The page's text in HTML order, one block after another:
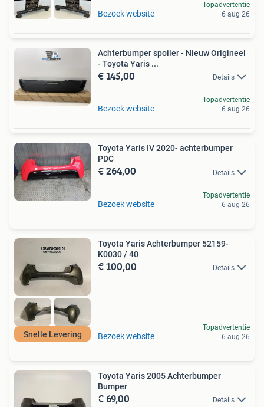
Bezoek website
Topadvertentie
6 aug 26
Achterbumper spoiler - Nieuw Origineel
- Toyota Yaris ...
€ 145,00 Details
Bezoek website
Topadvertentie
6 aug 26
Toyota Yaris IV 2020- achterbumper
PDC
€ 264,00 Details
Bezoek website
Topadvertentie
6 aug 26
Snelle Levering
Toyota Yaris Achterbumper 52159-
K0030 / 40
€ 100,00 Details
Bezoek website
Topadvertentie
6 aug 26
Toyota Yaris 2005 Achterbumper
Bumper
€ 69,00 Details